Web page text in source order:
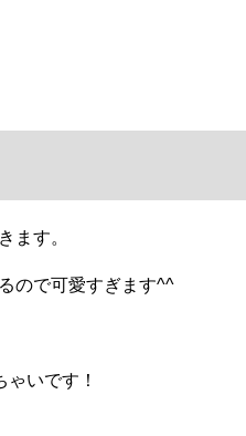
ます。
ので可愛すぎます^^
いです！